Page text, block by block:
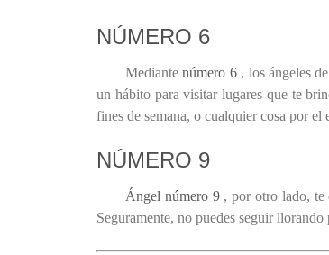
NÚMERO 6
Mediantenúmero 6, los ángeles
un hábito para visitar lugares que te
fines de semana, o cualquier cosa por
NÚMERO 9
Ángel número 9, por otro lado, te
Seguramente, no puedes seguir llorando